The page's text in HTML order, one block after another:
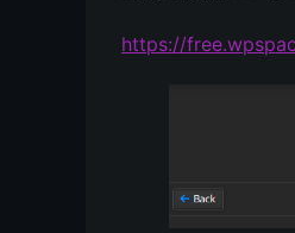
https://